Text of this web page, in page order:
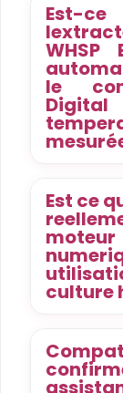
Est-
WHSP
le
Est ce
culture